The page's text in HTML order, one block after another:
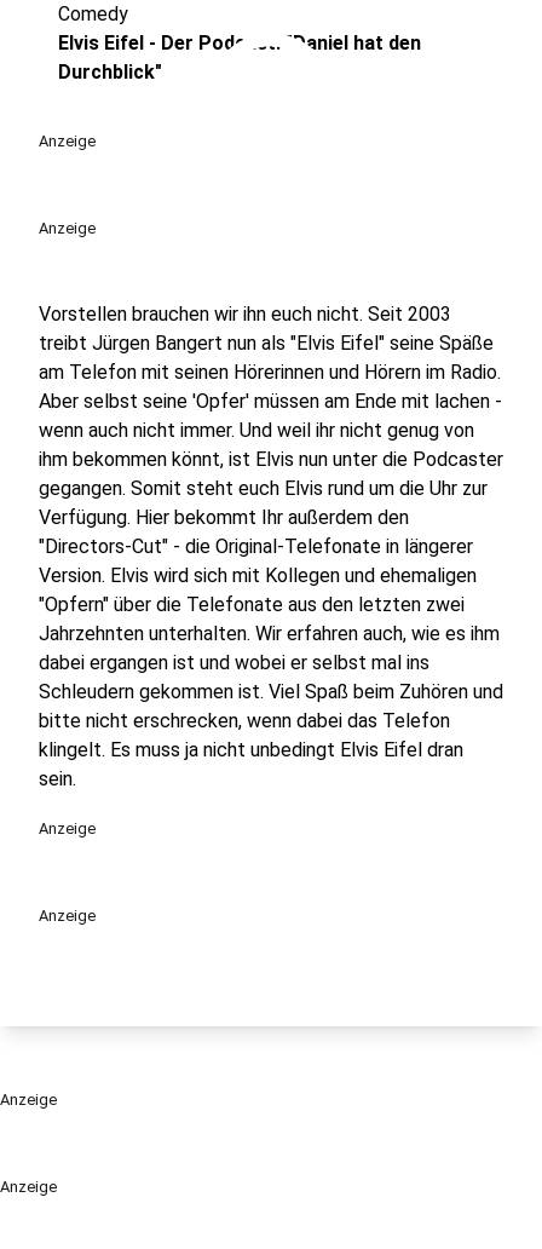
Anzeige
play_circle
Comedy
Elvis Eifel - Der Podcast: "Daniel hat den
Durchblick"
Anzeige
Anzeige
Vorstellen brauchen wir ihn euch nicht. Seit 2003
treibt Jürgen Bangert nun als "Elvis Eifel" seine Späße
am Telefon mit seinen Hörerinnen und Hörern im Radio.
Aber selbst seine 'Opfer' müssen am Ende mit lachen -
wenn auch nicht immer. Und weil ihr nicht genug von
ihm bekommen könnt, ist Elvis nun unter die Podcaster
gegangen. Somit steht euch Elvis rund um die Uhr zur
Verfügung. Hier bekommt Ihr außerdem den
"Directors-Cut" - die Original-Telefonate in längerer
Version. Elvis wird sich mit Kollegen und ehemaligen
"Opfern" über die Telefonate aus den letzten zwei
Jahrzehnten unterhalten. Wir erfahren auch, wie es ihm
dabei ergangen ist und wobei er selbst mal ins
Schleudern gekommen ist. Viel Spaß beim Zuhören und
bitte nicht erschrecken, wenn dabei das Telefon
klingelt. Es muss ja nicht unbedingt Elvis Eifel dran
sein.
Anzeige
Anzeige
Anzeige